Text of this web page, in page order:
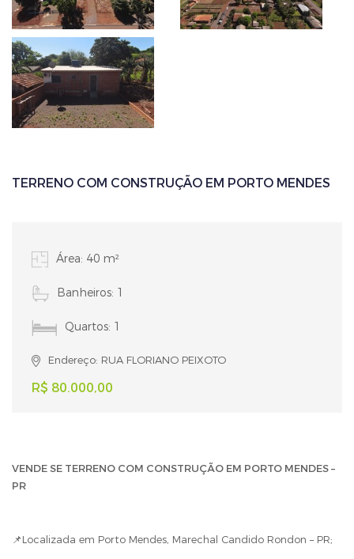
TERRENO COM CONSTRUÇÃO EM PORTO MENDES
Área: 40 m²
Banheiros: 1
Quartos: 1
Endereço: RUA FLORIANO PEIXOTO
R$ 80.000,00
VENDE SE TERRENO COM CONSTRUÇÃO EM PORTO MENDES –
PR
📌Localizada em Porto Mendes, Marechal Candido Rondon – PR;